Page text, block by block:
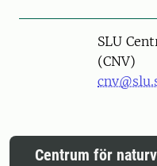
SLU
(CNV)
Centrum för